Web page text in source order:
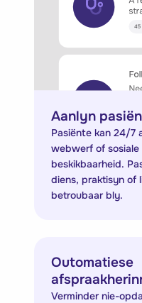
Aanlyn
Pasiënte kan 24/7
webwerf of
beskikbaarheid.
diens, praktisyn of
betroubaar bly.
Outomatiese
Verminder nie-